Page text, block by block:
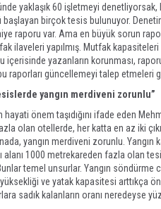
yaklaşık 60 işletmeyi
birçok tesis bulunuyor.
raporu var. Ama en büyük sorun
ilaveleri yapılmış. Mutfak
yazanların korunması,
raporları güncellemeyi talep etmeleri
yangın merdiveni zorunlu”
hayati önem taşıdığını ifade eden
olan otellerde, her katta en az iki
yangın merdiveni zorunlu. Yangın
1000 metrekareden fazla olan
temel unsurlar. Yangın söndürme
ve yatak kapasitesi arttıkça
sadık kalanların oranı neredeyse